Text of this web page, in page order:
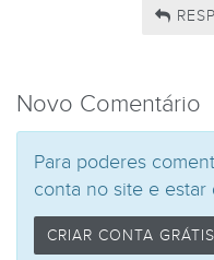
Novo Comentário
Para poderes
conta no site e
CRIAR CONTA GRÁTIS